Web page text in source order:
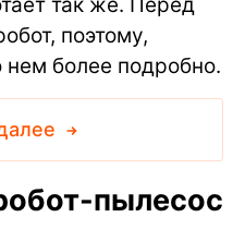
поэтому,
более подробно.
пылесос